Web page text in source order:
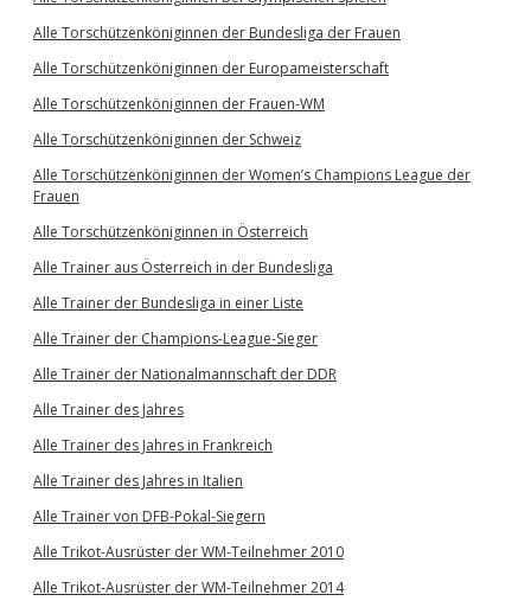
Alle Torschützenköniginnen der Bundesliga der Frauen
Alle Torschützenköniginnen der Europameisterschaft
Alle Torschützenköniginnen der Frauen-WM
Alle Torschützenköniginnen der Schweiz
Alle Torschützenköniginnen der Women’s Champions League der
Frauen
Alle Torschützenköniginnen in Österreich
Alle Trainer aus Österreich in der Bundesliga
Alle Trainer der Bundesliga in einer Liste
Alle Trainer der Champions-League-Sieger
Alle Trainer der Nationalmannschaft der DDR
Alle Trainer des Jahres
Alle Trainer des Jahres in Frankreich
Alle Trainer des Jahres in Italien
Alle Trainer von DFB-Pokal-Siegern
Alle Trikot-Ausrüster der WM-Teilnehmer 2010
Alle Trikot-Ausrüster der WM-Teilnehmer 2014